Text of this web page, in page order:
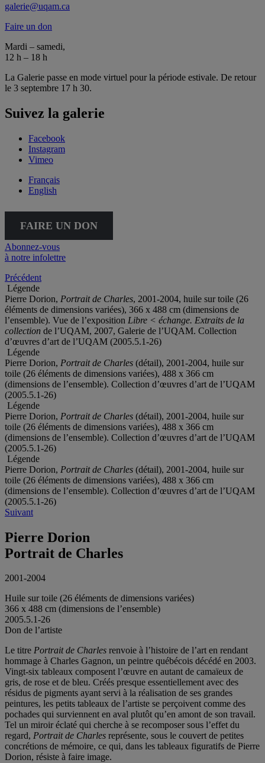
galerie@uqam.ca
Faire un don
Mardi – samedi,
12 h – 18 h
La Galerie passe en mode virtuel pour la période estivale. De retour
le 3 septembre 17 h 30.
Suivez la galerie
Facebook
Instagram
Vimeo
Français
English
FAIRE UN DON
Abonnez-vous
à notre infolettre
Précédent
Légende
Pierre Dorion, Portrait de Charles, 2001-2004, huile sur toile (26
éléments de dimensions variées), 366 x 488 cm (dimensions de
l’ensemble). Vue de l’exposition Libre < échange. Extraits de la
collection de l’UQAM, 2007, Galerie de l’UQAM. Collection
d’œuvres d’art de l’UQAM (2005.5.1-26)
Légende
Pierre Dorion, Portrait de Charles (détail), 2001-2004, huile sur
toile (26 éléments de dimensions variées), 488 x 366 cm
(dimensions de l’ensemble). Collection d’œuvres d’art de l’UQAM
(2005.5.1-26)
Légende
Pierre Dorion, Portrait de Charles (détail), 2001-2004, huile sur
toile (26 éléments de dimensions variées), 488 x 366 cm
(dimensions de l’ensemble). Collection d’œuvres d’art de l’UQAM
(2005.5.1-26)
Légende
Pierre Dorion, Portrait de Charles (détail), 2001-2004, huile sur
toile (26 éléments de dimensions variées), 488 x 366 cm
(dimensions de l’ensemble). Collection d’œuvres d’art de l’UQAM
(2005.5.1-26)
Suivant
Pierre Dorion
Portrait de Charles
2001-2004
Huile sur toile (26 éléments de dimensions variées)
366 x 488 cm (dimensions de l’ensemble)
2005.5.1-26
Don de l’artiste
Le titre Portrait de Charles renvoie à l’histoire de l’art en rendant
hommage à Charles Gagnon, un peintre québécois décédé en 2003.
Vingt-six tableaux composent l’œuvre en autant de camaïeux de
gris, de rose et de bleu. Créés presque essentiellement avec des
résidus de pigments ayant servi à la réalisation de ses grandes
peintures, les petits tableaux de l’artiste se perçoivent comme des
pochades qui surviennent en aval plutôt qu’en amont de son travail.
Tel un miroir éclaté qui cherche à se recomposer sous l’effet du
regard, Portrait de Charles représente, sous le couvert de petites
concrétions de mémoire, ce qui, dans les tableaux figuratifs de Pierre
Dorion, résiste à faire image.